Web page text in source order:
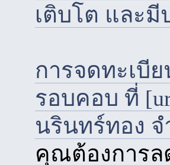
เติบโต และมี
การจดทะเบี
รอบคอบ ที่
นรินทร์ทอง จ
คุณต้องการล